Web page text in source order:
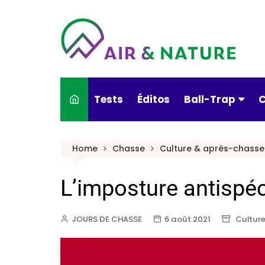
Tests Éditos Ball-Trap
Armes &
Conseils
Home Chasse Culture & après-chasse
L’imposture
JOURS DE CHASSE 6 août 2021